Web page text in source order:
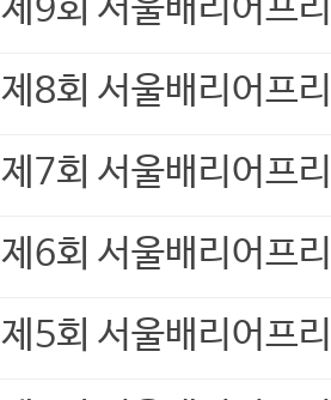
제9회 서울배리어프
제8회 서울배리어프
제7회 서울배리어프
제6회 서울배리어프
제5회 서울배리어프